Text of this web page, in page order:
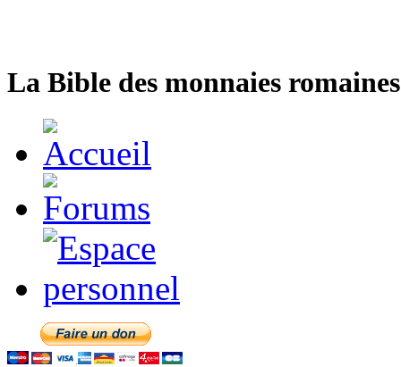
La Bible des monnaies